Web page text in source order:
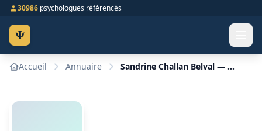
30986 psychologues référencés
Ψ
Accueil Annuaire Sandrine Challan Belval — Psychologue à Bourg en Bresse